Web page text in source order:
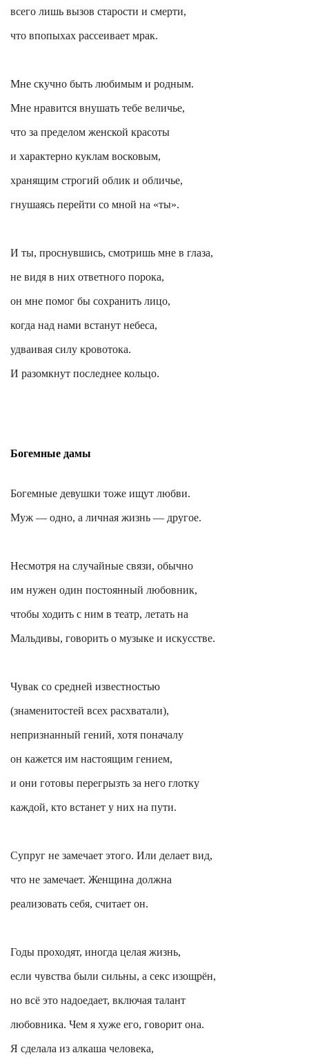
всего лишь вызов старости и смерти,
что впопыхах рассеивает мрак.
Мне скучно быть любимым и родным.
Мне нравится внушать тебе величье,
что за пределом женской красоты
и характерно куклам восковым,
хранящим строгий облик и обличье,
гнушаясь перейти со мной на «ты».
И ты, проснувшись, смотришь мне в глаза,
не видя в них ответного порока,
он мне помог бы сохранить лицо,
когда над нами встанут небеса,
удваивая силу кровотока.
И разомкнут последнее кольцо.
Богемные дамы
Богемные девушки тоже ищут любви.
Муж — одно, а личная жизнь — другое.
Несмотря на случайные связи, обычно
им нужен один постоянный любовник,
чтобы ходить с ним в театр, летать на
Мальдивы, говорить о музыке и искусстве.
Чувак со средней известностью
(знаменитостей всех расхватали),
непризнанный гений, хотя поначалу
он кажется им настоящим гением,
и они готовы перегрызть за него глотку
каждой, кто встанет у них на пути.
Супруг не замечает этого. Или делает вид,
что не замечает. Женщина должна
реализовать себя, считает он.
Годы проходят, иногда целая жизнь,
если чувства были сильны, а секс изощрён,
но всё это надоедает, включая талант
любовника. Чем я хуже его, говорит она.
Я сделала из алкаша человека,